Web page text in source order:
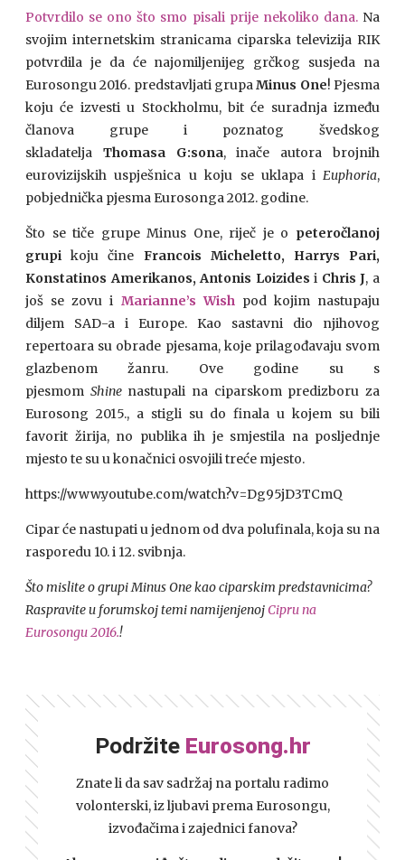
Potvrdilo se ono što smo pisali prije nekoliko dana.Na
svojim internetskim stranicama ciparska televizija RIK
potvrdila je da će najomiljenijeg grčkog susjeda na
Eurosongu 2016. predstavljati grupaMinus One! Pjesma
koju će izvesti u Stockholmu, bit će suradnja između
članova grupe i poznatog švedskog
skladatelja Thomasa G:sona, inače autora brojnih
eurovizijskih uspješnica u koju se uklapa i Euphoria,
pobjednička pjesma Eurosonga 2012. godine.
Što se tiče grupe Minus One, riječ je o peteročlanoj
grupikoju čine Francois Micheletto, Harrys Pari,
Konstatinos Amerikanos, Antonis Loizidesi Chris J, a
još se zovu i Marianne’s Wish pod kojim nastupaju
diljem SAD-a i Europe. Kao sastavni dio njihovog
repertoara su obrade pjesama, koje prilagođavaju svom
glazbenom žanru. Ove godine su s
pjesmom Shine nastupali na ciparskom predizboru za
Eurosong 2015., a stigli su do finala u kojem su bili
favorit žirija, no publika ih je smjestila na posljednje
mjesto te su u konačnici osvojili treće mjesto.
https://www.youtube.com/watch?v=Dg95jD3TCmQ
Cipar će nastupati u jednom od dva polufinala, koja su na
rasporedu 10. i 12. svibnja.
Što mislite o grupi Minus One kao ciparskim predstavnicima?
Raspravite u forumskoj temi namijenjenojCipru na
Eurosongu 2016.!
Podržite Eurosong.hr
Znate li da sav sadržaj na portalu radimo
volonterski, iz ljubavi prema Eurosongu,
izvođačima i zajednici fanova?